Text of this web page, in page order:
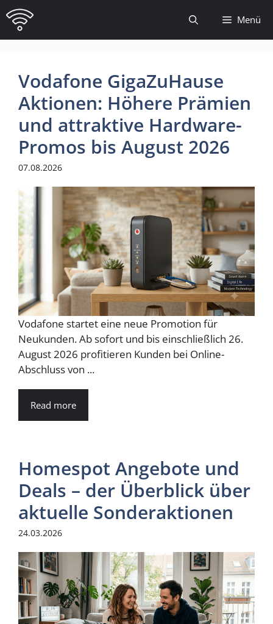
Zum
Inhalt
springen
Menü
Vodafone GigaZuHause
Aktionen: Höhere Prämien
und attraktive Hardware-
Promos bis August 2026
07.08.2026
Vodafone startet eine neue Promotion für
Neukunden. Ab sofort und bis einschließlich 26.
August 2026 profitieren Kunden bei Online-
Abschluss von ...
Read more
Homespot Angebote und
Deals – der Überblick über
aktuelle Sonderaktionen
24.03.2026